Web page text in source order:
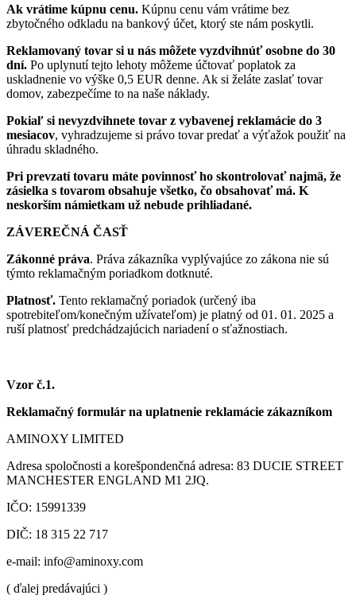
Ak vrátime kúpnu cenu. Kúpnu cenu vám vrátime bez
zbytočného odkladu na bankový účet, ktorý ste nám poskytli.
Reklamovaný tovar si u nás môžete vyzdvihnúť osobne do 30
dní. Po uplynutí tejto lehoty môžeme účtovať poplatok za
uskladnenie vo výške 0,5 EUR denne. Ak si želáte zaslať tovar
domov, zabezpečíme to na naše náklady.
Pokiaľ si nevyzdvihnete tovar z vybavenej reklamácie do 3
mesiacov, vyhradzujeme si právo tovar predať a výťažok použiť na
úhradu skladného.
Pri prevzatí tovaru máte povinnosť ho skontrolovať najmä, že
zásielka s tovarom obsahuje všetko, čo obsahovať má. K
neskorším námietkam už nebude prihliadané.
ZÁVEREČNÁ ČASŤ
Zákonné práva. Práva zákazníka vyplývajúce zo zákona nie sú
týmto reklamačným poriadkom dotknuté.
Platnosť. Tento reklamačný poriadok (určený iba
spotrebiteľom/konečným užívateľom) je platný od 01. 01. 2025 a
ruší platnosť predchádzajúcich nariadení o sťažnostiach.
Vzor č.1.
Reklamačný formulár na uplatnenie reklamácie zákazníkom
AMINOXY LIMITED
Adresa spoločnosti a korešpondenčná adresa: 83 DUCIE STREET
MANCHESTER ENGLAND M1 2JQ.
IČO: 15991339
DIČ: 18 315 22 717
e-mail: info@aminoxy.com
( ďalej predávajúci )